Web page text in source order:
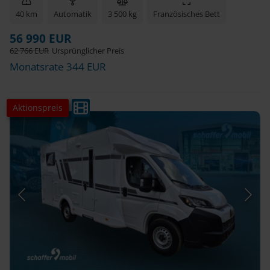
40 km Automatik 3 500 kg Französisches Bett
56 990 EUR
62 766 EUR Ursprünglicher Preis
Monatsrate 344 EUR
Aktionspreis